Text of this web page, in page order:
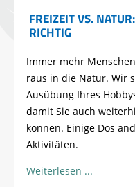
FREIZEIT VS.
RICHTIG
Immer mehr
raus in die Natur. Wir
Ausübung Ihres
damit Sie auch
können. Einige Dos
Aktivitäten.
Weiterlesen